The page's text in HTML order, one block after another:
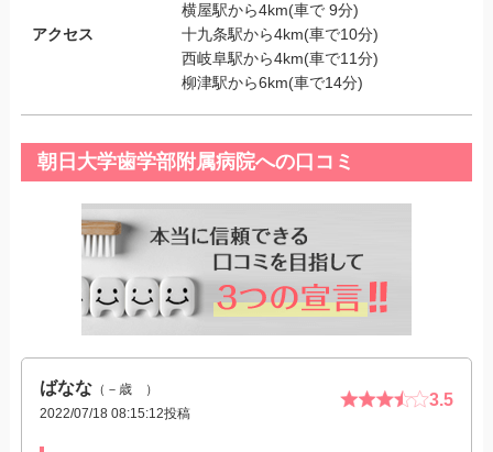
アクセス
横屋駅から4km(車で 9分)
十九条駅から4km(車で10分)
西岐阜駅から4km(車で11分)
柳津駅から6km(車で14分)
朝日大学歯学部附属病院への口コミ
ばなな（－歳 ）
2022/07/18 08:15:12投稿
3.5